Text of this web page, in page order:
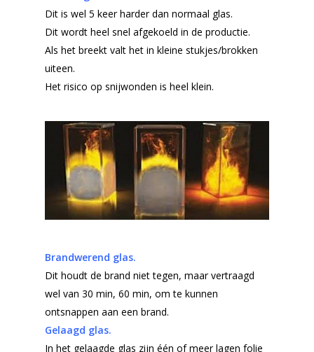
Dit is wel 5 keer harder dan normaal glas.
Dit wordt heel snel afgekoeld in de productie.
Als het breekt valt het in kleine stukjes/brokken
uiteen.
Het risico op snijwonden is heel klein.
Brandwerend glas.
Dit houdt de brand niet tegen, maar vertraagd
wel van 30 min, 60 min, om te kunnen
ontsnappen aan een brand.
Gelaagd glas.
In het gelaagde glas zijn één of meer lagen folie
Gelaagd glas
Gehard glas
Enkelglas
Subsidie glas
Projecten